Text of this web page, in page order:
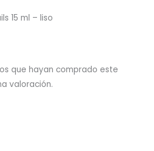
15 ml – liso
que hayan comprado este
valoración.